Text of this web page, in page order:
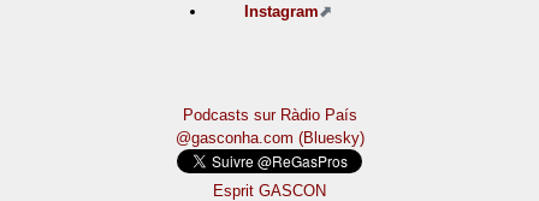
Instagram
Podcasts sur Ràdio País
@gasconha.com (Bluesky)
Esprit GASCON